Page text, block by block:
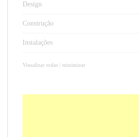
Design
Construção
Instalações
Visualizar todas / minimizar